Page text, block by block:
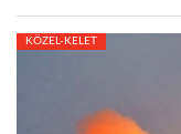
KÖZEL-KELET